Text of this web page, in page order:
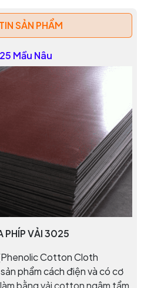
SẢN PHẨM
Mầu Nâu
PHÍP VẢI 3025
Cotton Cloth
phẩm cách điện và có cơ
bằng vải cotton ngâm tẩm